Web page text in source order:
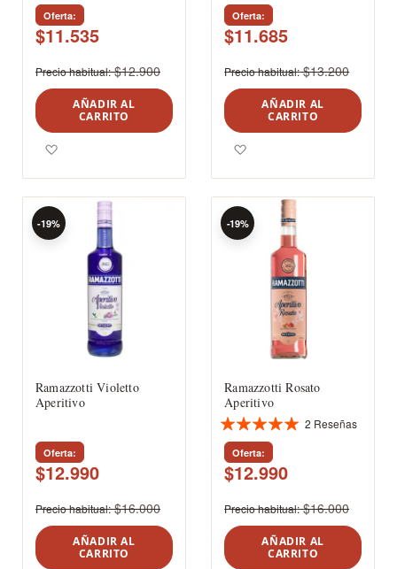
Oferta
$11.535
Precio habitual $12.900
AÑADIR AL
CARRITO
Oferta
$11.685
Precio habitual $13.200
AÑADIR AL
CARRITO
Ramazzotti Violetto
Aperitivo
Oferta
$12.990
-19%
Precio habitual $16.000
AÑADIR AL
CARRITO
Ramazzotti Rosato
Aperitivo
Valoración:
100%
2 Reseñas
Oferta
$12.990
-19%
Precio habitual $16.000
AÑADIR AL
CARRITO